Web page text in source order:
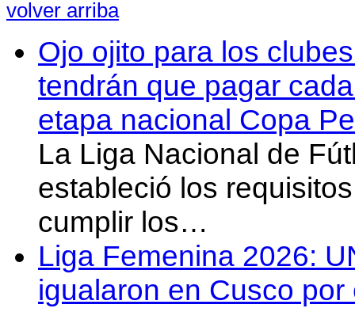
volver arriba
Ojo ojito para los
tendrán que pagar
etapa nacional Copa
La Liga Nacional de
estableció los
cumplir los…
Liga Femenina 2026:
igualaron en Cusco